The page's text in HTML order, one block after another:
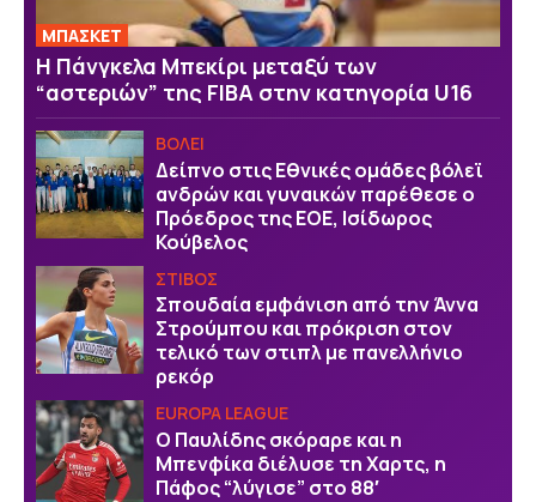
ΜΠΑΣΚΕΤ
H Πάνγκελα Μπεκίρι μεταξύ των
“αστεριών” της FIBA στην κατηγορία U16
ΒOΛΕΙ
Δείπνο στις Εθνικές ομάδες βόλεϊ
ανδρών και γυναικών παρέθεσε ο
Πρόεδρος της ΕΟΕ, Ισίδωρος
Κούβελος
ΣΤΙΒΟΣ
Σπουδαία εμφάνιση από την Άννα
Στρούμπου και πρόκριση στον
τελικό των στιπλ με πανελλήνιο
ρεκόρ
EUROPA LEAGUE
Ο Παυλίδης σκόραρε και η
Μπενφίκα διέλυσε τη Χαρτς, η
Πάφος “λύγισε” στο 88′